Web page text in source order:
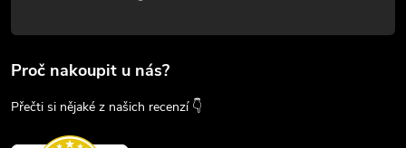
Proč nakoupit u nás?
Přečti si nějaké z našich recenzí 👇